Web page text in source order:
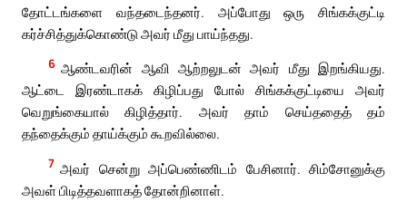
தோட்டங்களை வந்தடைந்தனர். அப்போது ஒரு சிங்கக்குட்டி
கர்ச்சித்துக்கொண்டு அவர் மீது பாய்ந்தது.
6 ஆண்டவரின் ஆவி ஆற்றலுடன் அவர் மீது இறங்கியது.
ஆட்டை இரண்டாகக் கிழிப்பது போல் சிங்கக்குட்டியை அவர்
வெறுங்கையால் கிழித்தார். அவர் தாம் செய்ததைத் தம்
தந்தைக்கும் தாய்க்கும் கூறவில்லை.
7 அவர் சென்று அப்பெண்ணிடம் பேசினார். சிம்சோனுக்கு
அவள் பிடித்தவளாகத் தோன்றினாள்.